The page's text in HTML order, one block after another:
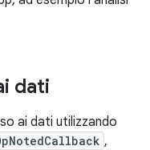
dati
ai dati utilizzando
,